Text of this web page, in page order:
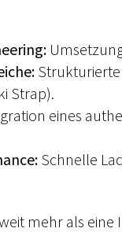
Strukturierte
Strap).
eines
Schnelle
mehr als